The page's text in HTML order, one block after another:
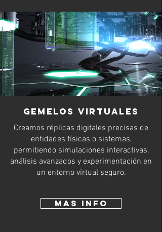
Gemelos virtuales
Creamos réplicas digitales precisas de
entidades físicas o sistemas,
permitiendo simulaciones interactivas,
análisis avanzados y experimentación en
un entorno virtual seguro.
Mas INfo